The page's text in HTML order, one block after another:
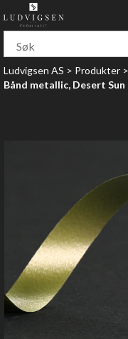
Ludvigsen AS>Produkter
Bånd metallic, Desert Sun